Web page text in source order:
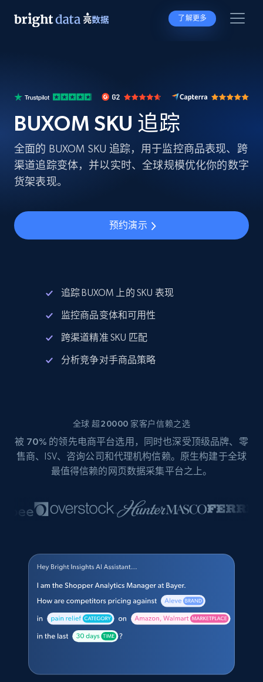
了解更多
BUXOM SKU 追踪
全面的 BUXOM SKU 追踪，用于监控商品表现、跨
渠道追踪变体，并以实时、全球规模优化你的数字
货架表现。
预约演示
追踪 BUXOM 上的 SKU 表现
监控商品变体和可用性
跨渠道精准 SKU 匹配
分析竞争对手商品策略
全球 超20000 家客户信赖之选
被 70% 的领先电商平台选用，同时也深受顶级品牌、零
售商、ISV、咨询公司和代理机构信赖。原生构建于全球
最值得信赖的网页数据采集平台之上。